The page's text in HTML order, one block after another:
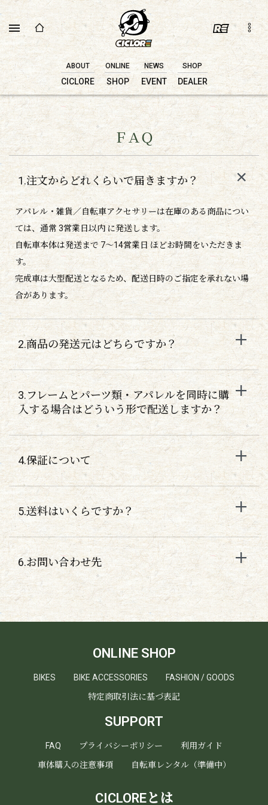
ABOUT
CICLORE
ONLINE
SHOP
NEWS
EVENT
SHOP
DEALER
ＦＡＱ
1.注文からどれくらいで届きますか？
アパレル・雑貨／自転車アクセサリーは在庫のある商品につい
ては、通常 3営業日以内 に発送します。
自転車本体は発送まで 7〜14営業日 ほどお時間をいただきま
す。
完成車は大型配送となるため、配送日時のご指定を承れない場
合があります。
2.商品の発送元はどちらですか？
3.フレームとパーツ類・アパレルを同時に購
入する場合はどういう形で配送しますか？
4.保証について
5.送料はいくらですか？
6.お問い合わせ先
ONLINE SHOP
BIKES BIKE ACCESSORIES
FASHION / GOODS
特定商取引法に基づ表記
SUPPORT
FAQ プライバシーポリシー
利用ガイド
車体購入の注意事項
自転車レンタル（準備中）
CICLOREとは